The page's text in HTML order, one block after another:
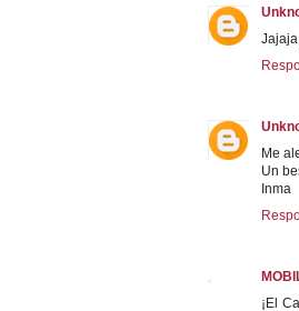
Me
Un
Inma
¡El